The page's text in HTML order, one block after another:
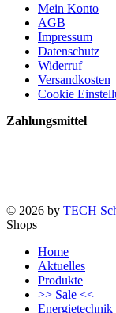
Mein Konto
AGB
Impressum
Datenschutz
Widerruf
Versandkosten
Cookie
Zahlungsmittel
© 2026 by TECH
Shops
Home
Aktuelles
Produkte
>> Sale <<
Energietechnik